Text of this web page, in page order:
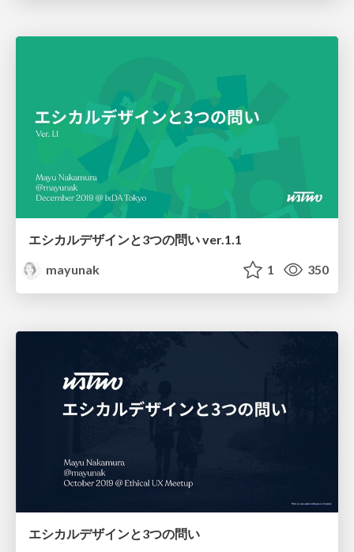
エシカルデザインと3つの問い ver.1.1
mayunak
1 350
エシカルデザインと3つの問い